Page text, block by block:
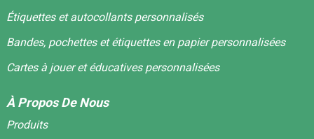
Étiquettes et autocollants personnalisés
Bandes, pochettes et étiquettes en papier personnalisées
Cartes à jouer et éducatives personnalisées
À Propos De Nous
Produits